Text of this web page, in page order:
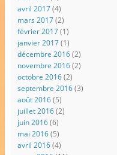
avril 2017(4)
mars 2017(2)
février 2017(1)
janvier 2017(1)
décembre 2016(2)
novembre 2016(2)
octobre 2016(2)
septembre 2016(3)
août 2016(5)
juillet 2016(2)
juin 2016(6)
mai 2016(5)
avril 2016(4)